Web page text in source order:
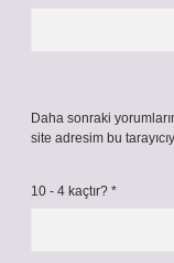
Daha sonraki
site adresim bu
10 - 4 kaçtır? *